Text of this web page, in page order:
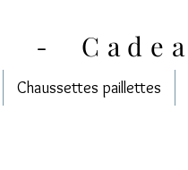
Chaussettes paillettes
-